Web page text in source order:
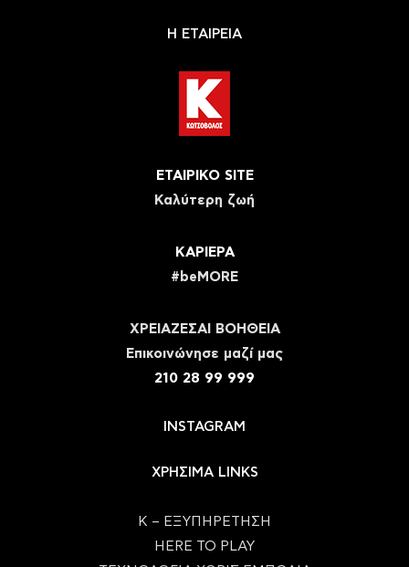
Η ΕΤΑΙΡΕΙΑ
ΕΤΑΙΡΙΚΟ SITE
Καλύτερη ζωή
ΚΑΡΙΕΡΑ
#beMORE
ΧΡΕΙΑΖΕΣΑΙ ΒΟΗΘΕΙΑ
Eπικοινώνησε μαζί μας
210 28 99 999
INSTAGRAM
ΧΡΗΣΙΜΑ LINKS
Κ – ΕΞΥΠΗΡΕΤΗΣΗ
HERE TO PLAY